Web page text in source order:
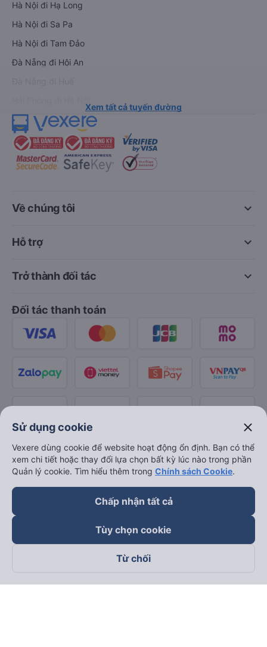
Hà Nội đi Hạ Long
Hà Nội đi Sa Pa
Hà Nội đi Tam Đảo
Đà Nẵng đi Hội An
Xem tất cả tuyến đường
keyboard_arrow_down
Về chúng tôi
keyboard_arrow_down
Hỗ trợ
keyboard_arrow_down
Trở thành đối tác
Đối tác thanh toán
Theo dõi chúng tôi trên
Sử dụng cookie close
Vexere dùng cookie để website hoạt động ổn định. Bạn có thể
xem chi tiết hoặc thay đổi lựa chọn bất kỳ lúc nào trong phần
Quản lý cookie. Tìm hiểu thêm trong Chính sách Cookie.
Chấp nhận tất cả
Tùy chọn cookie
Từ chối